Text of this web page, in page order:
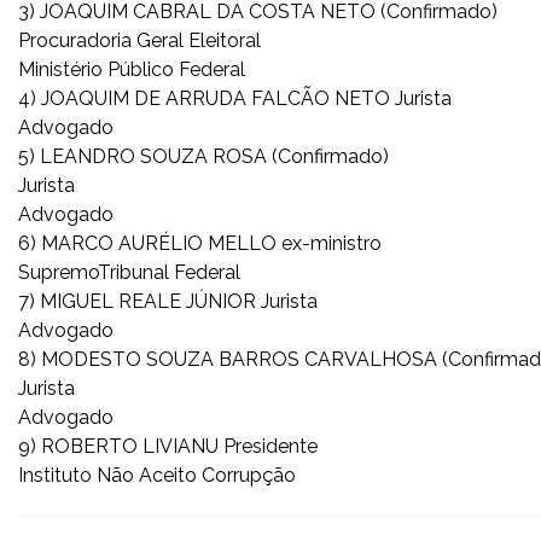
3) JOAQUIM CABRAL DA COSTA NETO (Confirmado)
Procuradoria Geral Eleitoral
Ministério Público Federal
4) JOAQUIM DE ARRUDA FALCÃO NETO Jurista
Advogado
5) LEANDRO SOUZA ROSA (Confirmado)
Jurista
Advogado
6) MARCO AURÉLIO MELLO ex-ministro
SupremoTribunal Federal
7) MIGUEL REALE JÚNIOR Jurista
Advogado
8) MODESTO SOUZA BARROS CARVALHOSA
Jurista
Advogado
9) ROBERTO LIVIANU Presidente
Instituto Não Aceito Corrupção